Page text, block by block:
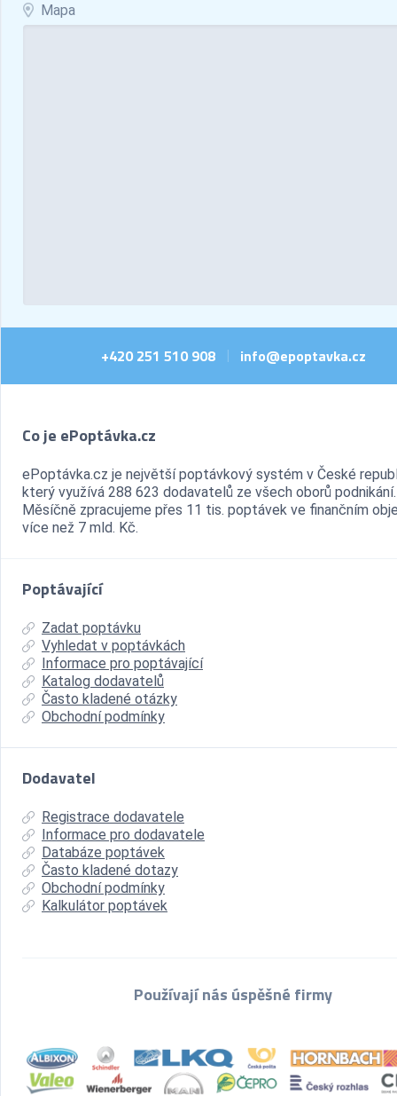
Mapa
+420 251 510 908 | info@epoptavka.cz
Co je ePoptávka.cz
ePoptávka.cz je největší poptávkový systém v České
který využívá 288 623 dodavatelů ze všech oborů podnikání.
Měsíčně zpracujeme přes 11 tis. poptávek ve finančním
více než 7 mld. Kč.
Poptávající
Zadat poptávku
Vyhledat v poptávkách
Informace pro poptávající
Katalog dodavatelů
Často kladené otázky
Obchodní podmínky
Dodavatel
Registrace dodavatele
Informace pro dodavatele
Databáze poptávek
Často kladené dotazy
Obchodní podmínky
Kalkulátor poptávek
Používají nás úspěšné firmy